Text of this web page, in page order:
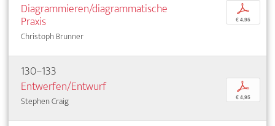
Diagrammieren/diagrammatische
Praxis
Christoph Brunner
p
€ 4,95
130–133
Entwerfen/Entwurf
Stephen Craig
p
€ 4,95